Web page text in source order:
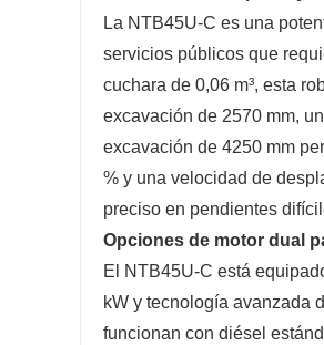
La NTB45U-C es una
servicios públicos que
cuchara de 0,06 m³, esta
excavación de 2570 mm,
excavación de 4250 mm
% y una velocidad de
preciso en pendientes
Opciones de motor dual
El NTB45U-C está
kW y tecnología avanzada
funcionan con diésel